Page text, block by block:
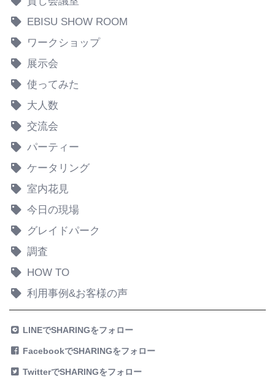
EBISU SHOW ROOM
ワークショップ
展示会
使ってみた
大人数
交流会
パーティー
ケータリング
室内花見
今日の現場
グレイドパーク
調査
HOW TO
利用事例&お客様の声
LINEでSHARINGをフォロー
FacebookでSHARINGをフォロー
TwitterでSHARINGをフォロー